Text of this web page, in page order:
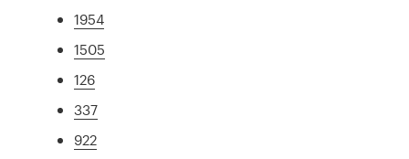
1954
1505
126
337
922